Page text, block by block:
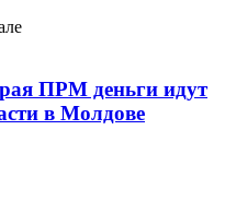
ПРМ деньги идут
в Молдове